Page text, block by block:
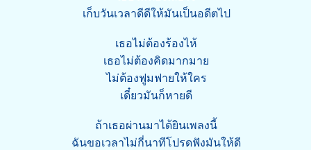
เก็บวันเวลาดีดีให้มันเป็นอดีตไป
เธอไม่ต้องร้องไห้
เธอไม่ต้องคิดมากมาย
ไม่ต้องฟูมฟายให้ใคร
เดี๋ยวมันก็หายดี
ถ้าเธอผ่านมาได้ยินเพลงนี้
ฉันขอเวลาไม่กี่นาทีโปรดฟังมันให้ดี